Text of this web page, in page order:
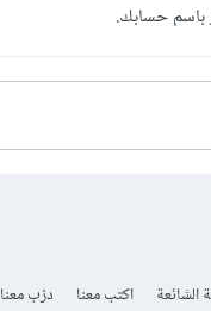
باسم حسابك.
الشائعة اكتب معنا درّب معنا